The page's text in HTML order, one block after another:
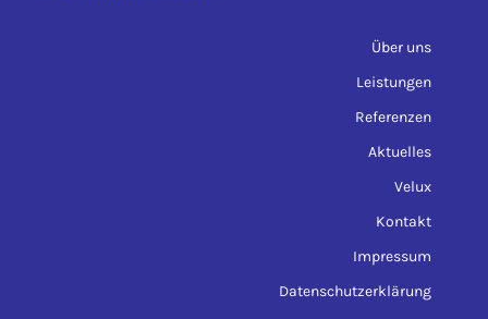
Über uns
Leistungen
Referenzen
Aktuelles
Velux
Kontakt
Impressum
Datenschutzerklärung